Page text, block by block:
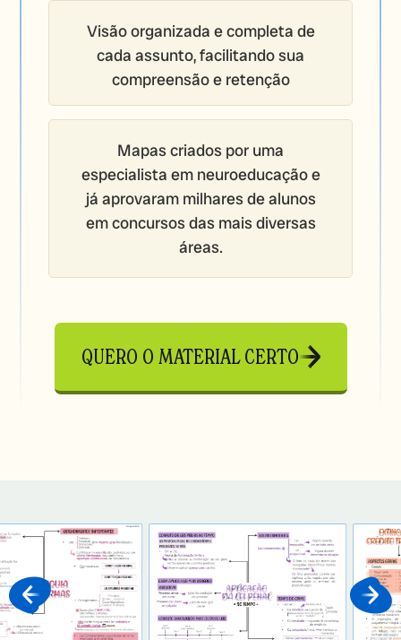
Visão organizada e completa de
cada assunto, facilitando sua
compreensão e retenção
Mapas criados por uma
especialista em neuroeducação e
já aprovaram milhares de alunos
em concursos das mais diversas
áreas.
QUERO O MATERIAL CERTO